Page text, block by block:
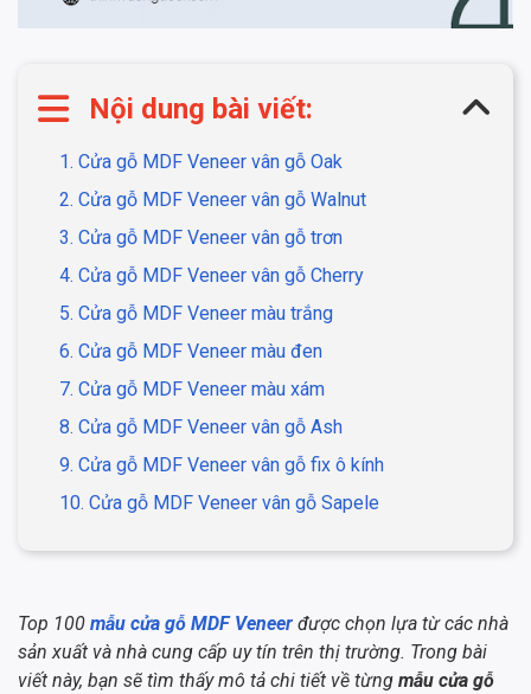
Nội dung bài viết:
1. Cửa gỗ MDF Veneer vân gỗ Oak
2. Cửa gỗ MDF Veneer vân gỗ Walnut
3. Cửa gỗ MDF Veneer vân gỗ trơn
4. Cửa gỗ MDF Veneer vân gỗ Cherry
5. Cửa gỗ MDF Veneer màu trắng
6. Cửa gỗ MDF Veneer màu đen
7. Cửa gỗ MDF Veneer màu xám
8. Cửa gỗ MDF Veneer vân gỗ Ash
9. Cửa gỗ MDF Veneer vân gỗ fix ô kính
10. Cửa gỗ MDF Veneer vân gỗ Sapele
Top 100 mẫu cửa gỗ MDF Veneer được chọn lựa từ các nhà
sản xuất và nhà cung cấp uy tín trên thị trường. Trong bài
viết này, bạn sẽ tìm thấy mô tả chi tiết về từng mẫu cửa gỗ